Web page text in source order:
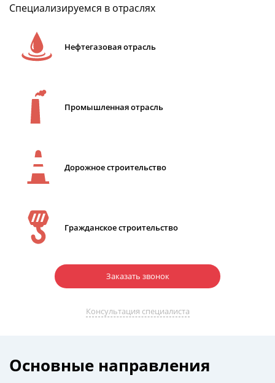
Специализируемся в отраслях
Нефтегазовая отрасль
Промышленная отрасль
Дорожное строительство
Гражданское строительство
Заказать звонок
Консультация специалиста
Основные направления